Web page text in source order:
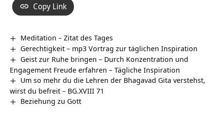
Copy Link
Meditation – Zitat des Tages
Gerechtigkeit – mp3 Vortrag zur täglichen Inspiration
Geist zur Ruhe bringen – Durch Konzentration und
Engagement Freude erfahren – Tägliche Inspiration
Um so mehr du die Lehren der Bhagavad Gita verstehst,
wirst du befreit – BG.XVIII 71
Beziehung zu Gott